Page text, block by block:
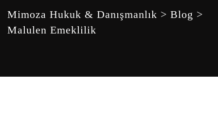
Mimoza Hukuk & Danışmanlık > Blog >
Malulen Emeklilik